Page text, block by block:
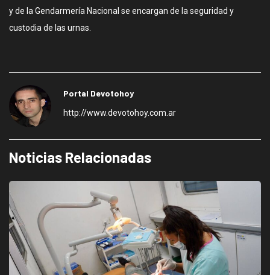
y de la Gendarmería Nacional se encargan de la seguridad y
custodia de las urnas.
Portal Devotohoy
http://www.devotohoy.com.ar
Noticias Relacionadas